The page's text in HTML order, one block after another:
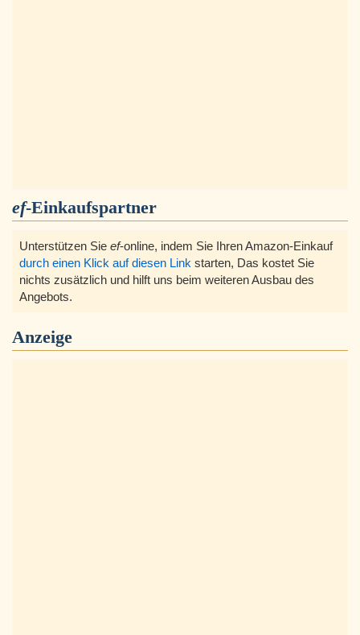
ef-Einkaufspartner
Unterstützen Sie ef-online, indem Sie Ihren Amazon-Einkauf
durch einen Klick auf diesen Link starten, Das kostet Sie
nichts zusätzlich und hilft uns beim weiteren Ausbau des
Angebots.
Anzeige